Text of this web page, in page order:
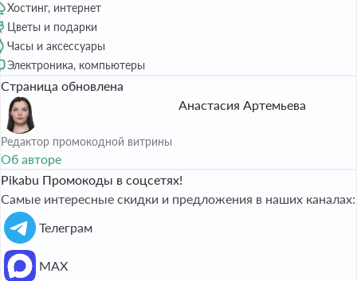
Хостинг, интернет
Цветы и подарки
Часы и аксессуары
Электроника, компьютеры
Страница обновлена
Анастасия Артемьева
Редактор промокодной витрины
Об авторе
Pikabu Промокоды в соцсетях!
Самые интересные скидки и предложения в наших каналах:
Телеграм
МАХ